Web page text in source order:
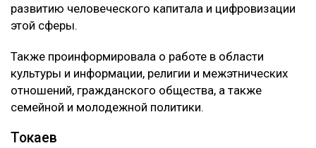
развитию человеческого капитала и цифровизации
этой сферы.
Также проинформировала о работе в области
культуры и информации, религии и межэтнических
отношений, гражданского общества, а также
семейной и молодежной политики.
Токаев